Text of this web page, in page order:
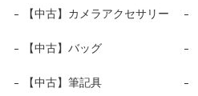
【中古】カメラアクセサリー
【中古】バッグ
【中古】筆記具